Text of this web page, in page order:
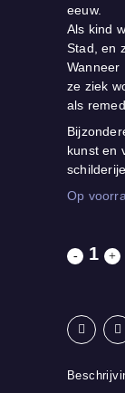
eeuw.
Als kind
Stad, en
Wanneer
ze ziek
als
kunst en
Op
Hola
quantity